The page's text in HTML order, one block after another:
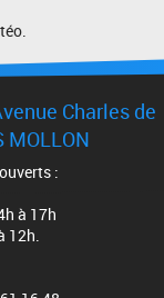
Charles de
MOLLON
:
à 17h
12h.